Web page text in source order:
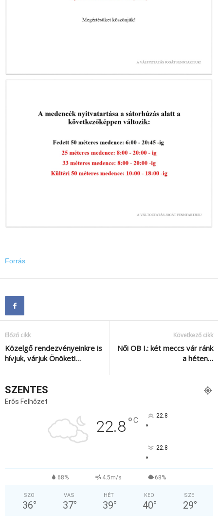
Forrás
Előző cikk
Közelgő rendezvényeinkre is
hívjuk, várjuk Önöket!…
Következő cikk
Női OB I.: két meccs vár ránk
a héten…
SZENTES
Erős Felhőzet
22.8°C 22.8
°
22.8
°
68% 4.5m/s 68%
SZO
36°
VAS
37°
HÉT
39°
KED
40°
SZE
29°